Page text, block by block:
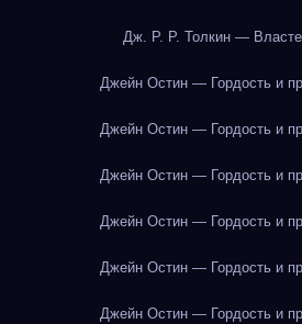
Дж. Р. Р. Толкин —
Джейн Остин — Гордость и
Джейн Остин — Гордость и
Джейн Остин — Гордость и
Джейн Остин — Гордость и
Джейн Остин — Гордость и
Джейн Остин — Гордость и